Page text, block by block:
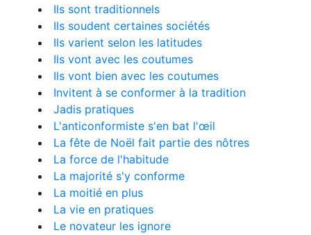
Ils sont traditionnels
Ils soudent certaines sociétés
Ils varient selon les latitudes
Ils vont avec les coutumes
Ils vont bien avec les coutumes
Invitent à se conformer à la tradition
Jadis pratiques
L'anticonformiste s'en bat l'œil
La fête de Noël fait partie des nôtres
La force de l'habitude
La majorité s'y conforme
La moitié en plus
La vie en pratiques
Le novateur les ignore